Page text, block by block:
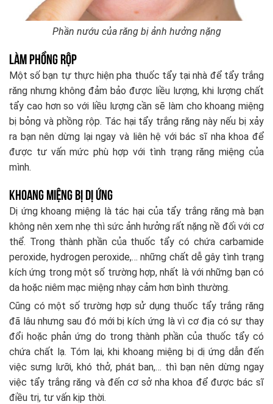
Phần nướu của răng bị ảnh hưởng nặng
Làm phồng rộp
Một số bạn tự thực hiện pha thuốc tẩy tại nhà để tẩy trắng
răng nhưng không đảm bảo được liều lượng, khi lượng chất
tẩy cao hơn so với liều lượng cần sẽ làm cho khoang miệng
bị bỏng và phồng rộp. Tác hại tẩy trắng răng này nếu bị xảy
ra bạn nên dừng lại ngay và liên hệ với bác sĩ nha khoa để
được tư vấn mức phù hợp với tình trạng răng miệng của
mình.
Khoang miệng bị dị ứng
Dị ứng khoang miệng là tác hại của tẩy trắng răng mà bạn
không nên xem nhẹ thì sức ảnh hưởng rất nặng nề đối với cơ
thể. Trong thành phần của thuốc tẩy có chứa carbamide
peroxide, hydrogen peroxide,… những chất dễ gây tình trạng
kích ứng trong một số trường hợp, nhất là với những bạn có
da hoặc niêm mạc miệng nhạy cảm hơn bình thường.
Cũng có một số trường hợp sử dụng thuốc tẩy trắng răng
đã lâu nhưng sau đó mới bị kích ứng là vì cơ địa có sự thay
đổi hoặc phản ứng do trong thành phần của thuốc tẩy có
chứa chất lạ. Tóm lại, khi khoang miệng bị dị ứng dẫn đến
việc sưng lưỡi, khó thở, phát ban,… thì bạn nên dừng ngay
việc tẩy trắng răng và đến cơ sở nha khoa để được bác sĩ
điều trị, tư vấn kịp thời.